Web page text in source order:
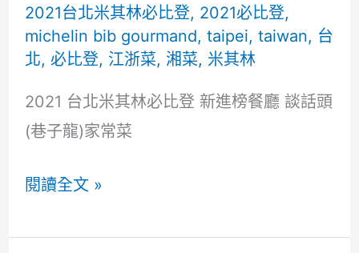
2021台北米其林必比登, 2021必比登,
michelin bib gourmand, taipei, taiwan, 台
北, 必比登, 江浙菜, 湘菜, 米其林
2021 台北米其林必比登 新進榜餐廳 談話頭
(巷子龍)家常菜
台
大
閱讀全文 »